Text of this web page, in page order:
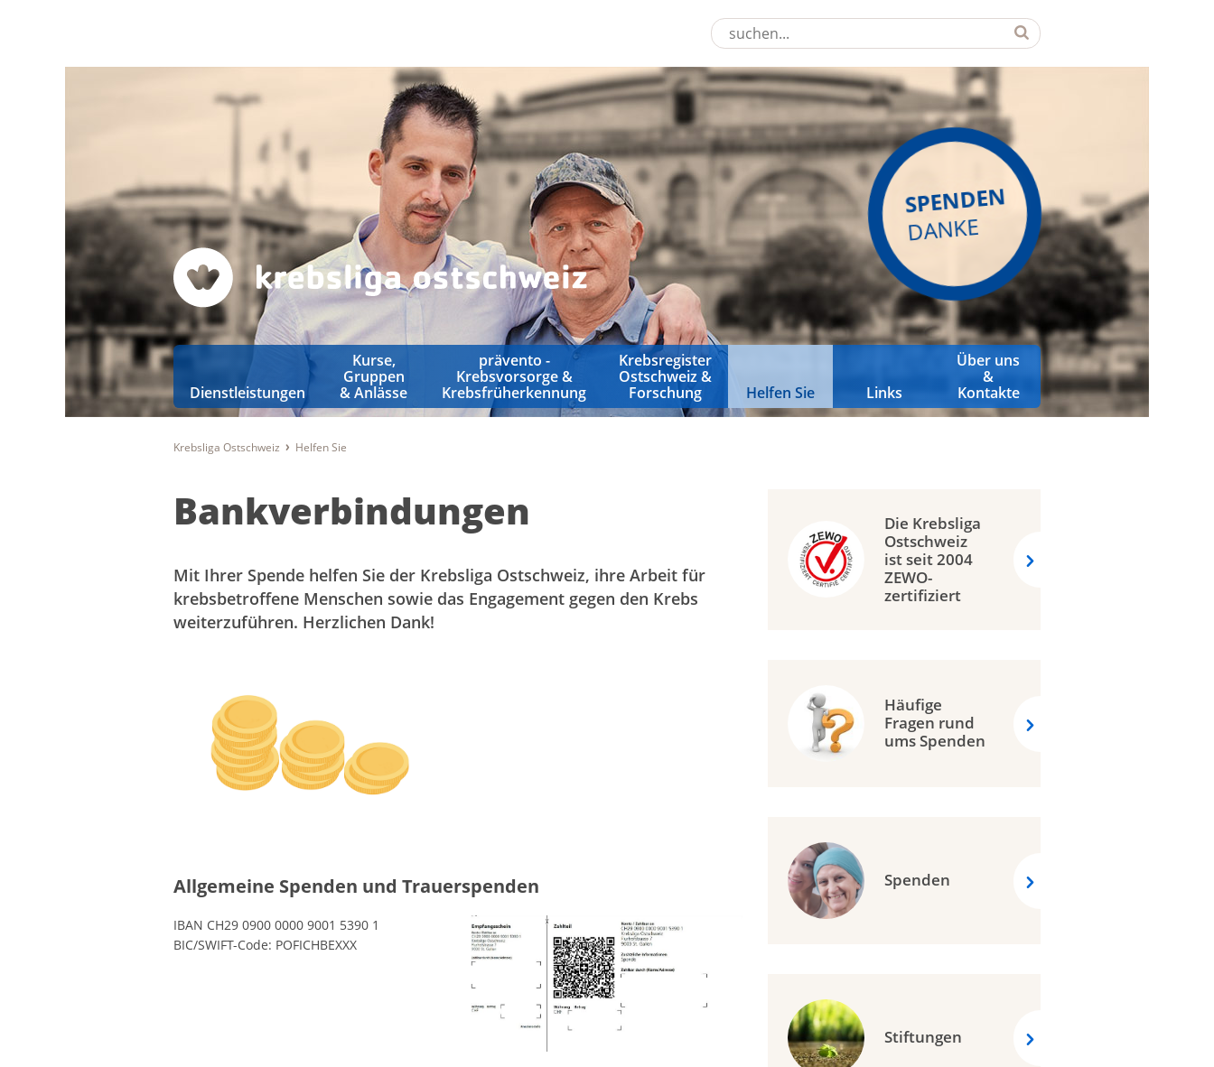
SPENDEN
DANKE
Dienstleistungen
Kurse,
Gruppen
& Anlässe
prävento -
Krebsvorsorge &
Krebsfrüherkennung
Krebsregister
Ostschweiz &
Forschung
Helfen Sie Links
Über uns
&
Kontakte
Krebsliga Ostschweiz Helfen Sie
Bankverbindungen
Mit Ihrer Spende helfen Sie der Krebsliga Ostschweiz, ihre Arbeit für
krebsbetroffene Menschen sowie das Engagement gegen den Krebs
weiterzuführen. Herzlichen Dank!
Allgemeine Spenden und Trauerspenden
IBAN CH29 0900 0000 9001 5390 1
BIC/SWIFT-Code: POFICHBEXXX
Die Krebsliga
Ostschweiz
ist seit 2004
ZEWO-
zertifiziert
Häufige
Fragen rund
ums Spenden
Spenden
Stiftungen